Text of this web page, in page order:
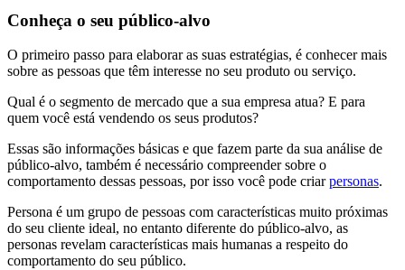
Conheça o seu público-alvo
O primeiro passo para elaborar as suas estratégias, é conhecer mais
sobre as pessoas que têm interesse no seu produto ou serviço.
Qual é o segmento de mercado que a sua empresa atua? E para
quem você está vendendo os seus produtos?
Essas são informações básicas e que fazem parte da sua análise de
público-alvo, também é necessário compreender sobre o
comportamento dessas pessoas, por isso você pode criarpersonas.
Persona é um grupo de pessoas com características muito próximas
do seu cliente ideal, no entanto diferente do público-alvo, as
personas revelam características mais humanas a respeito do
comportamento do seu público.